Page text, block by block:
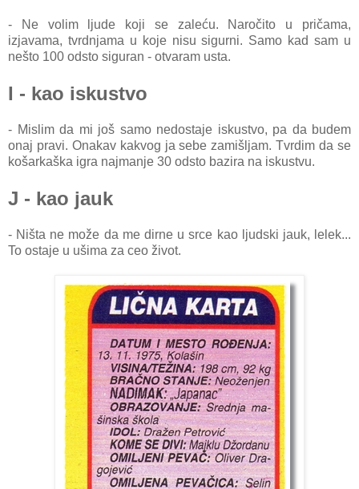
- Ne volim ljude koji se zaleću. Naročito u pričama,
izjavama, tvrdnjama u koje nisu sigurni. Samo kad sam u
nešto 100 odsto siguran - otvaram usta.
I - kao iskustvo
- Mislim da mi još samo nedostaje iskustvo, pa da budem
onaj pravi. Onakav kakvog ja sebe zamišljam. Tvrdim da se
košarkaška igra najmanje 30 odsto bazira na iskustvu.
J - kao jauk
- Ništa ne može da me dirne u srce kao ljudski jauk, lelek...
To ostaje u ušima za ceo život.